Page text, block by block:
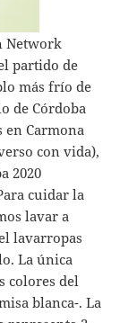
Network
partido de
más frío de
de Córdoba
en Carmona
con vida),
2020
cuidar la
lavar a
lavarropas
La única
colores del
blanca-. La